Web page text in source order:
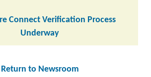
Connect Verification Process
Underway
Return to Newsroom